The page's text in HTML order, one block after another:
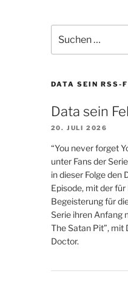
nach:
DATA SEIN RSS-
Data sein
20. JULI 2026
“You never forget
unter Fans der
in dieser Folge den
Episode, mit der
Begeisterung für
Serie ihren Anfang
The Satan Pit”, mit
Doctor.